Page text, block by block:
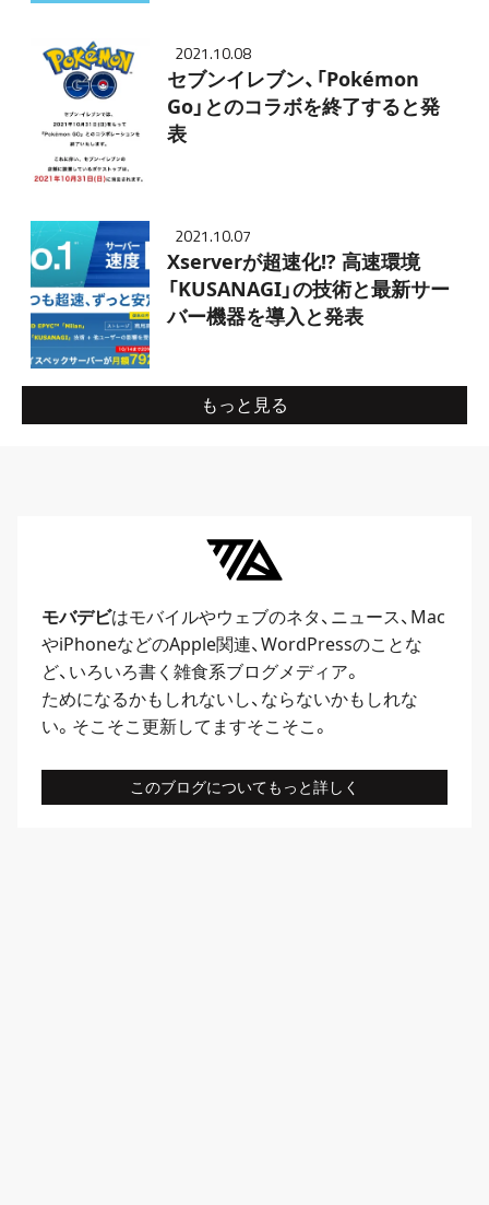
2021.10.08
セブンイレブン、「Pokémon
Go」とのコラボを終了すると発
表
2021.10.07
Xserverが超速化!? 高速環境
「KUSANAGI」の技術と最新サー
バー機器を導入と発表
もっと見る
モバデビはモバイルやウェブのネタ、 ニュース、 Mac
やiPhoneなどのApple関連、WordPressのことな
ど、いろいろ書く雑食系ブログメディア。
ためになるかもしれないし、ならないかもしれな
い。そこそこ更新してますそこそこ。
このブログについてもっと詳しく